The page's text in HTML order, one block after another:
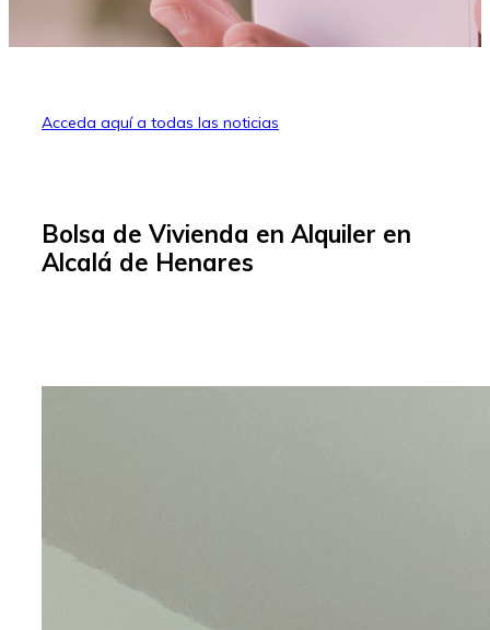
Acceda aquí a todas las noticias
Bolsa de Vivienda en Alquiler en
Alcalá de Henares